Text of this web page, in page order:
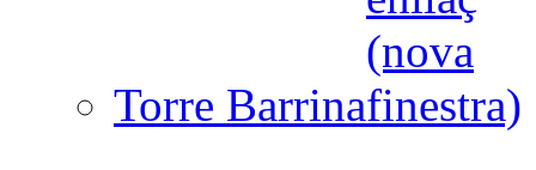
Torre Barrina